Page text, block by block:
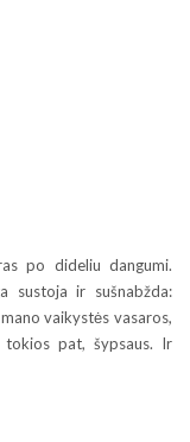
po dideliu dangumi.
sustoja ir sušnabžda:
vaikystės vasaros,
tokios pat, šypsaus. Ir